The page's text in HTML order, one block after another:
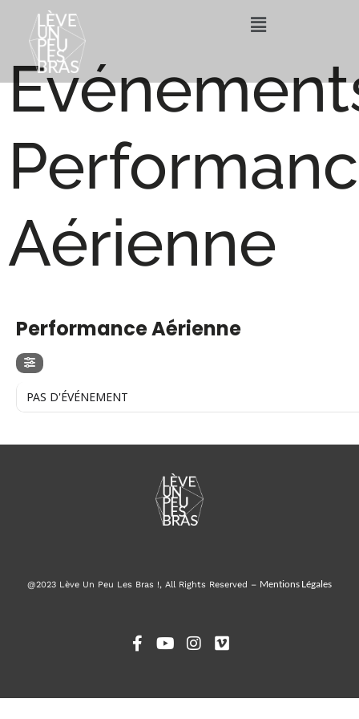
Aérienne
Performance Aérienne
PAS D'ÉVÉNEMENT
@2023 Lève Un Peu Les Bras !, All Rights Reserved – Mentions Légales